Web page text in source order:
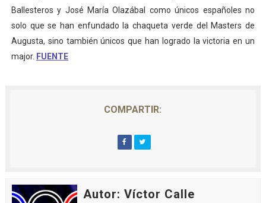
Ballesteros y José María Olazábal como únicos españoles no
solo que se han enfundado la chaqueta verde del Masters de
Augusta, sino también únicos que han logrado la victoria en un
major. FUENTE
COMPARTIR:
Autor: Víctor Calle